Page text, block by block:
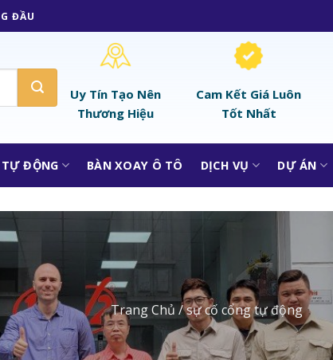
ĐẦU
Uy Tín Tạo Nên
Thương Hiệu
Cam Kết Giá Luôn
Tốt Nhất
TỰ ĐỘNG BÀN XOAY Ô TÔ DỊCH VỤ DỰ ÁN
Trang Chủ /sự cố cổng tự động